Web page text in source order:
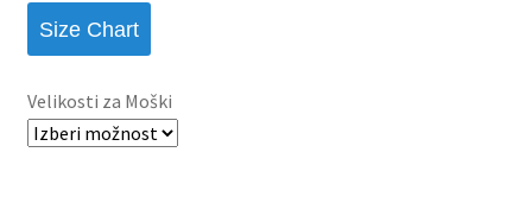
Size Chart
Velikosti za Moški